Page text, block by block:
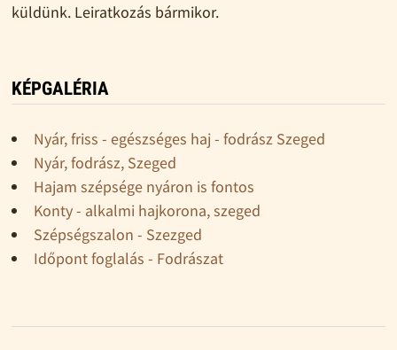
küldünk. Leiratkozás bármikor.
KÉPGALÉRIA
Nyár, friss - egészséges haj - fodrász Szeged
Nyár, fodrász, Szeged
Hajam szépsége nyáron is fontos
Konty - alkalmi hajkorona, szeged
Szépségszalon - Szezged
Időpont foglalás - Fodrászat